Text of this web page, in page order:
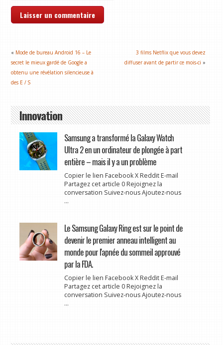
« Mode de bureau Android 16 – Le
secret le mieux gardé de Google a
obtenu une révélation silencieuse à
des E / S
3 films Netflix que vous devez
diffuser avant de partir ce mois-ci »
Innovation
Samsung a transformé la Galaxy Watch
Ultra 2 en un ordinateur de plongée à part
entière – mais il y a un problème
Copier le lien Facebook X Reddit E-mail
Partagez cet article 0 Rejoignez la
conversation Suivez-nous Ajoutez-nous
...
Le Samsung Galaxy Ring est sur le point de
devenir le premier anneau intelligent au
monde pour l'apnée du sommeil approuvé
par la FDA.
Copier le lien Facebook X Reddit E-mail
Partagez cet article 0 Rejoignez la
conversation Suivez-nous Ajoutez-nous
...